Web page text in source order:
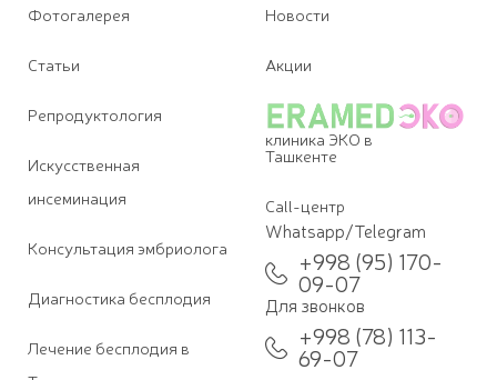
Фотогалерея
Статьи
Репродуктология
Искусственная
инсеминация
Консультация эмбриолога
Диагностика бесплодия
Лечение бесплодия в
Новости
Акции
клиника ЭКО в
Ташкенте
Call-центр
Whatsapp/Telegram
+998 (95) 170-
09-07
Для звонков
+998 (78) 113-
69-07